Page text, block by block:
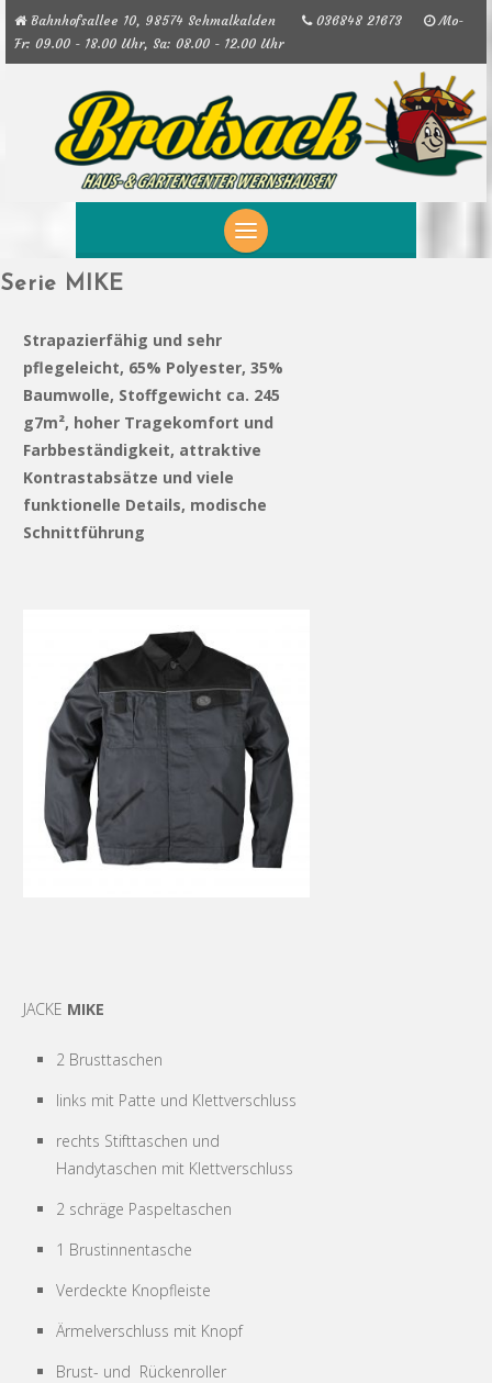
Bahnhofsallee 10, 98574 Schmalkalden 036848 21673
Mo-
Fr: 09.00 - 18.00 Uhr, Sa: 08.00 - 12.00 Uhr
Serie MIKE
Strapazierfähig und sehr
pflegeleicht, 65% Polyester, 35%
Baumwolle, Stoffgewicht ca. 245
g7m², hoher Tragekomfort und
Farbbeständigkeit, attraktive
Kontrastabsätze und viele
funktionelle Details, modische
Schnittführung
JACKE MIKE
2 Brusttaschen
links mit Patte und Klettverschluss
rechts Stifttaschen und
Handytaschen mit Klettverschluss
2 schräge Paspeltaschen
1 Brustinnentasche
Verdeckte Knopfleiste
Ärmelverschluss mit Knopf
Brust- und Rückenroller